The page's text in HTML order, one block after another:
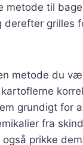
metode til
derefter grilles
metode du
grundigt for
fra
også prikke